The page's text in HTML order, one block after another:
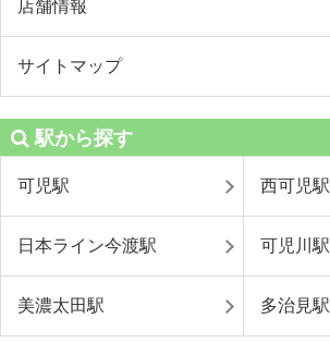
店舗情報
サイトマップ
駅から探す
可児駅 西可児駅
日本ライン今渡駅 可児川駅
美濃太田駅 多治見駅